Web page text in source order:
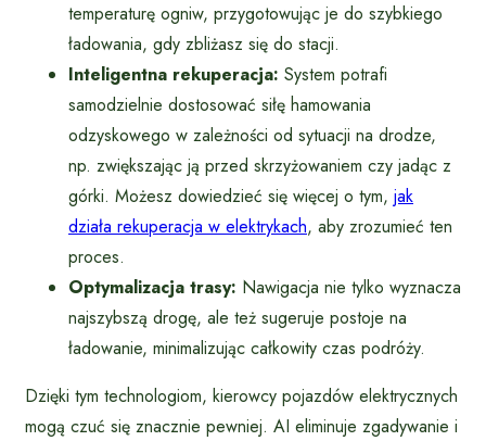
temperaturę ogniw, przygotowując je do szybkiego
ładowania, gdy zbliżasz się do stacji.
Inteligentna rekuperacja: System potrafi
samodzielnie dostosować siłę hamowania
odzyskowego w zależności od sytuacji na drodze,
np. zwiększając ją przed skrzyżowaniem czy jadąc z
górki. Możesz dowiedzieć się więcej o tym, jak
działa rekuperacja w elektrykach, aby zrozumieć ten
proces.
Optymalizacja trasy: Nawigacja nie tylko wyznacza
najszybszą drogę, ale też sugeruje postoje na
ładowanie, minimalizując całkowity czas podróży.
Dzięki tym technologiom, kierowcy pojazdów elektrycznych
mogą czuć się znacznie pewniej. AI eliminuje zgadywanie i